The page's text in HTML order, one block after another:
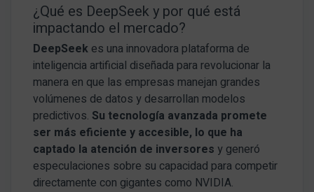
¿Qué es DeepSeek y por qué está
impactando el mercado?
DeepSeek es una innovadora plataforma de
inteligencia artificial diseñada para revolucionar la
manera en que las empresas manejan grandes
volúmenes de datos y desarrollan modelos
predictivos. Su tecnología avanzada promete
ser más eficiente y accesible, lo que ha
captado la atención de inversores y generó
especulaciones sobre su capacidad para competir
directamente con gigantes como NVIDIA.